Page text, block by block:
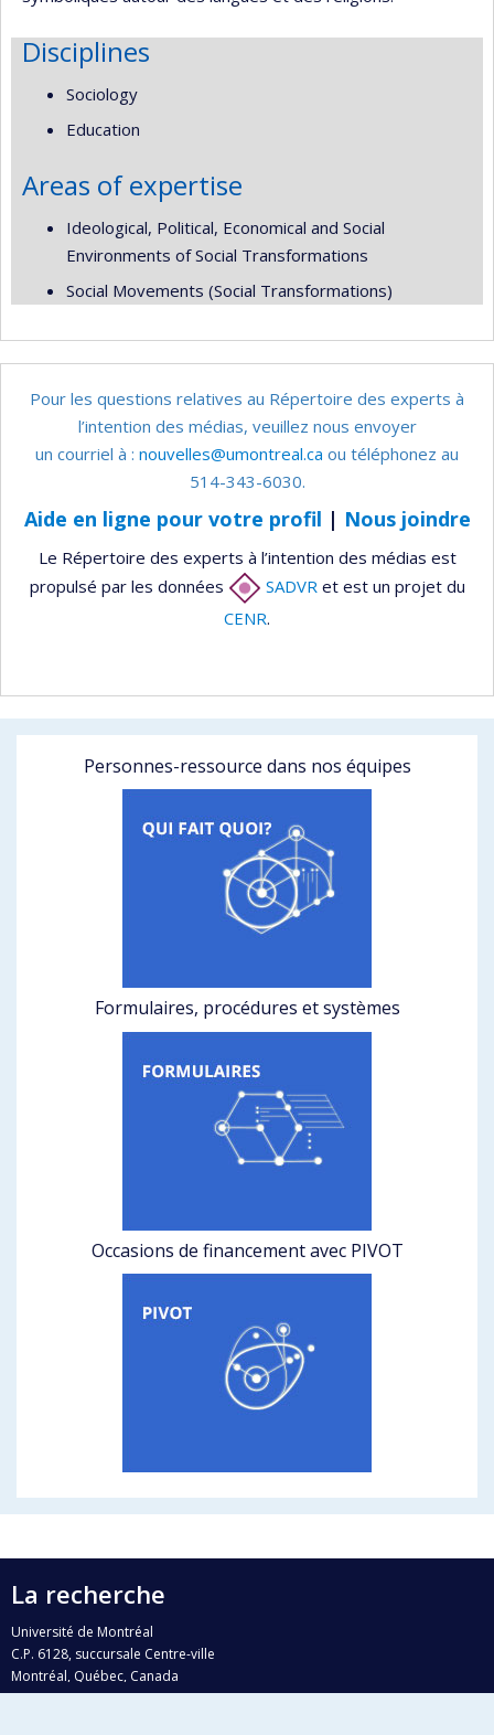
Disciplines
Sociology
Education
Areas of expertise
Ideological, Political, Economical and Social
Environments of Social Transformations
Social Movements (Social Transformations)
Pour les questions relatives au Répertoire des experts à
l’intention des médias, veuillez nous envoyer
un courriel à : nouvelles@umontreal.ca ou téléphonez au
514-343-6030.
Aide en ligne pour votre profil | Nous joindre
Le Répertoire des experts à l’intention des médias est
propulsé par les données
SADVR et est un projet du
CENR.
Personnes-ressource dans nos équipes
Formulaires, procédures et systèmes
Occasions de financement avec PIVOT
La recherche
Université de Montréal
C.P. 6128, succursale Centre-ville
Montréal, Québec, Canada
H3C 3J7